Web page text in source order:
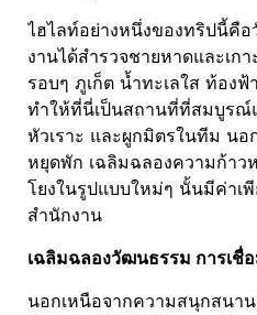
ไฮไลท์อย่างหนึ่งของทริปนี้คือ
งานได้สำรวจชายหาดและเก
รอบๆ ภูเก็ต น้ำทะเลใส ท้อง
ทำให้ที่นี่เป็นสถานที่ที่สมบูรณ์
หัวเราะ และผูกมิตรในทีม นอ
หยุดพัก เฉลิมฉลองความก้าว
โยงในรูปแบบใหม่ๆ นั้นมีค่าเ
สำนักงาน
เฉลิมฉลองวัฒนธรรม การเชื่
นอกเหนือจากความสนุกสนา